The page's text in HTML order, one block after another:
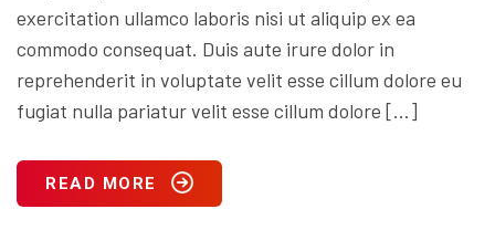
exercitation ullamco laboris nisi ut aliquip ex ea
commodo consequat. Duis aute irure dolor in
reprehenderit in voluptate velit esse cillum dolore eu
fugiat nulla pariatur velit esse cillum dolore […]
READ MORE